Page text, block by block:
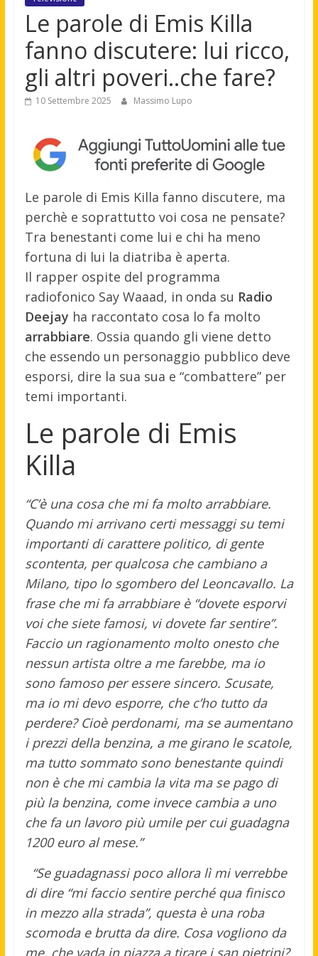
Le parole di Emis Killa
fanno discutere: lui ricco,
gli altri poveri..che fare?
10 Settembre 2025 Massimo Lupo
Le parole di Emis Killa fanno discutere, ma
perchè e soprattutto voi cosa ne pensate?
Tra benestanti come lui e chi ha meno
fortuna di lui la diatriba è aperta.
Il rapper ospite del programma
radiofonico Say Waaad, in onda su Radio
Deejay ha raccontato cosa lo fa molto
arrabbiare. Ossia quando gli viene detto
che essendo un personaggio pubblico deve
esporsi, dire la sua sua e “combattere” per
temi importanti.
Le parole di Emis
Killa
“C’è una cosa che mi fa molto arrabbiare.
Quando mi arrivano certi messaggi su temi
importanti di carattere politico, di gente
scontenta, per qualcosa che cambiano a
Milano, tipo lo sgombero del Leoncavallo. La
frase che mi fa arrabbiare è “dovete esporvi
voi che siete famosi, vi dovete far sentire”.
Faccio un ragionamento molto onesto che
nessun artista oltre a me farebbe, ma io
sono famoso per essere sincero. Scusate,
ma io mi devo esporre, che c’ho tutto da
perdere? Cioè perdonami, ma se aumentano
i prezzi della benzina, a me girano le scatole,
ma tutto sommato sono benestante quindi
non è che mi cambia la vita ma se pago di
più la benzina, come invece cambia a uno
che fa un lavoro più umile per cui guadagna
1200 euro al mese.”
“Se guadagnassi poco allora lì mi verrebbe
di dire “mi faccio sentire perché qua finisco
in mezzo alla strada”, questa è una roba
scomoda e brutta da dire. Cosa vogliono da